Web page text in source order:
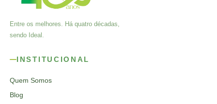
Entre os melhores. Há quatro décadas,
sendo Ideal.
INSTITUCIONAL
Quem Somos
Blog